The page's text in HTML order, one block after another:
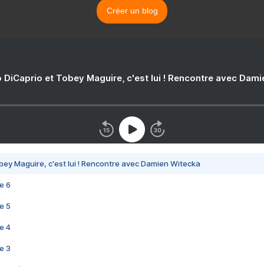
Créer un blog
DiCaprio et Tobey Maguire, c'est lui ! Rencontre avec
Maguire, c'est lui ! Rencontre avec Damien Witecka
6
5
4
3